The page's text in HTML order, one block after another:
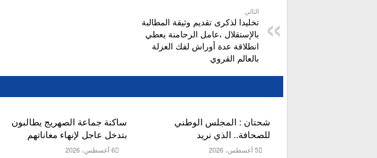
التالي
تخليدا لذكرى تقديم وثيقة المطالبة
بالإستقلال ،عامل الرحامنة يعطي
انطلاقة عدة أوراش لفك العزلة
بالعالم القروي
ساكنة جماعة الصهريج يطالبون
بتدخل عاجل لإنهاء معاناتهم
6 أغسطس، 2026
شحتان : المجلس الوطني
للصحافة.. الذي نريد
5 أغسطس، 2026